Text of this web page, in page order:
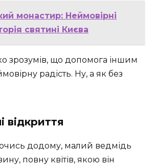
монастир: Неймовірні
святині Києва
зрозумів, що допомога іншим
радість. Ну, а як без
відкриття
додому, малий ведмідь
повну квітів, якою він